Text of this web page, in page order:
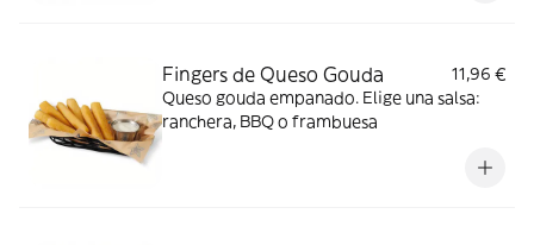
Fingers de Queso Gouda
11,96 €
Queso gouda empanado. Elige una salsa:
ranchera, BBQ o frambuesa